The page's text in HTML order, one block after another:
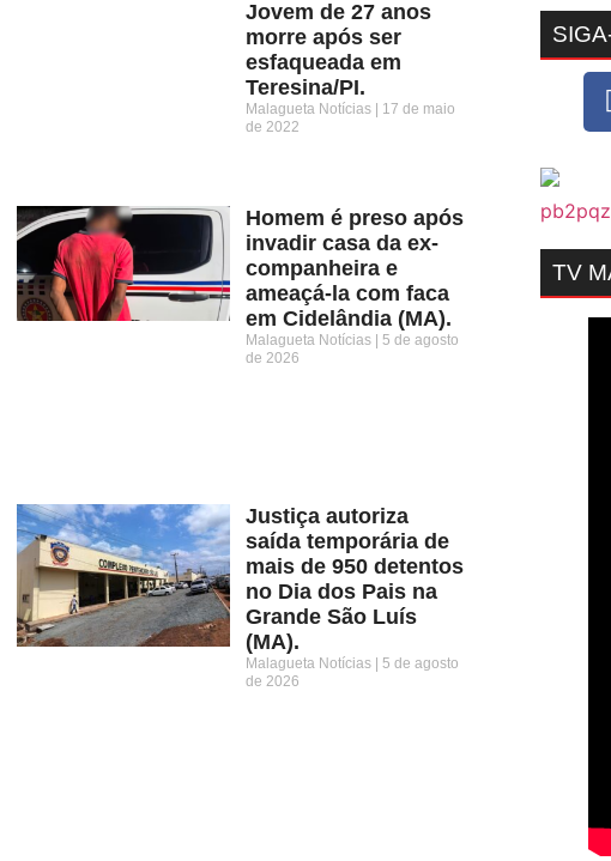
Jovem de 27 anos
morre após ser
esfaqueada em
Teresina/PI.
Malagueta Notícias
17 de maio
de 2022
Homem é preso após
invadir casa da ex-
companheira e
ameaçá-la com faca
em Cidelândia (MA).
Malagueta Notícias
5 de agosto
de 2026
Justiça autoriza
saída temporária de
mais de 950 detentos
no Dia dos Pais na
Grande São Luís
(MA).
Malagueta Notícias
5 de agosto
de 2026
TV